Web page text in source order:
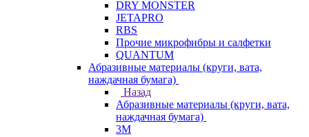
DRY MONSTER
JETAPRO
RBS
Прочие микрофибры и салфетки
QUANTUM
Абразивные материалы (круги, вата,
наждачная бумага)
Назад
Абразивные материалы (круги, вата,
наждачная бумага)
3М